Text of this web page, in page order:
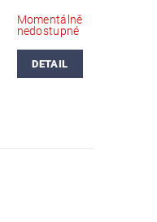
Momentálně
nedostupné
DETAIL